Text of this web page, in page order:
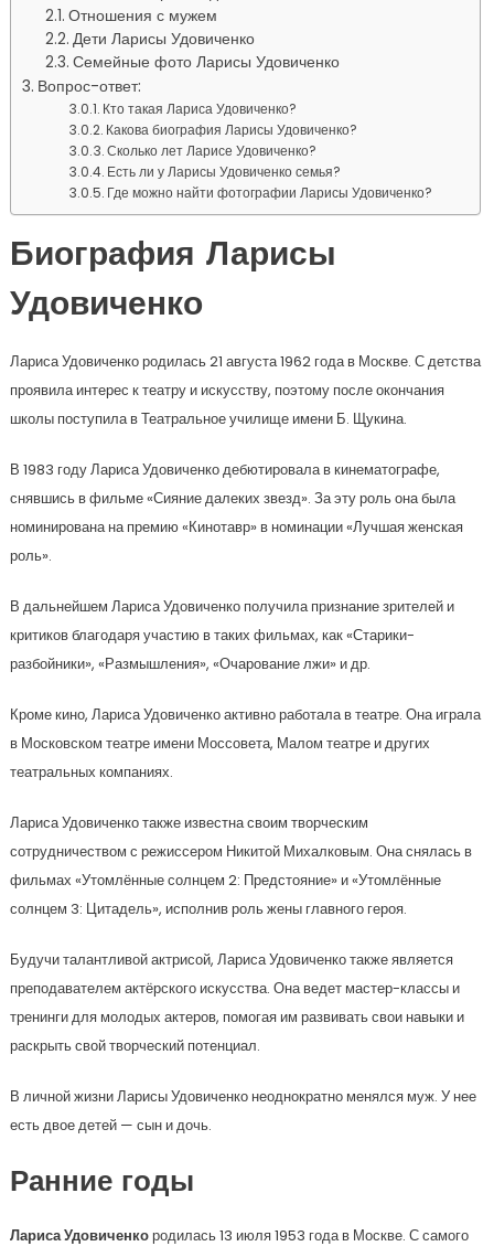
Отношения с мужем
Дети Ларисы Удовиченко
Семейные фото Ларисы Удовиченко
Вопрос-ответ:
Кто такая Лариса Удовиченко?
Какова биография Ларисы Удовиченко?
Сколько лет Ларисе Удовиченко?
Есть ли у Ларисы Удовиченко семья?
Где можно найти фотографии Ларисы Удовиченко?
Биография Ларисы
Удовиченко
Лариса Удовиченко родилась 21 августа 1962 года в Москве. С детства
проявила интерес к театру и искусству, поэтому после окончания
школы поступила в Театральное училище имени Б. Щукина.
В 1983 году Лариса Удовиченко дебютировала в кинематографе,
снявшись в фильме «Сияние далеких звезд». За эту роль она была
номинирована на премию «Кинотавр» в номинации «Лучшая женская
роль».
В дальнейшем Лариса Удовиченко получила признание зрителей и
критиков благодаря участию в таких фильмах, как «Старики-
разбойники», «Размышления», «Очарование лжи» и др.
Кроме кино, Лариса Удовиченко активно работала в театре. Она играла
в Московском театре имени Моссовета, Малом театре и других
театральных компаниях.
Лариса Удовиченко также известна своим творческим
сотрудничеством с режиссером Никитой Михалковым. Она снялась в
фильмах «Утомлённые солнцем 2: Предстояние» и «Утомлённые
солнцем 3: Цитадель», исполнив роль жены главного героя.
Будучи талантливой актрисой, Лариса Удовиченко также является
преподавателем актёрского искусства. Она ведет мастер-классы и
тренинги для молодых актеров, помогая им развивать свои навыки и
раскрыть свой творческий потенциал.
В личной жизни Ларисы Удовиченко неоднократно менялся муж. У нее
есть двое детей — сын и дочь.
Ранние годы
Лариса Удовиченкородилась 13 июля 1953 года в Москве. С самого